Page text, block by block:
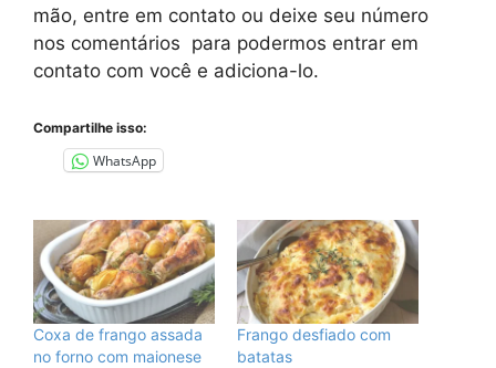
mão, entre em contato ou deixe seu número
nos comentários para podermos entrar em
contato com você e adiciona-lo.
Compartilhe isso:
WhatsApp
Coxa de frango assada
no forno com maionese
Frango desfiado com
batatas